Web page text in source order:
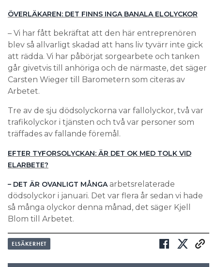
ÖVERLÄKAREN: DET FINNS INGA BANALA ELOLYCKOR
– Vi har fått bekräftat att den här entreprenören
blev så allvarligt skadad att hans liv tyvärr inte gick
att rädda. Vi har påbörjat sorgearbete och tanken
går givetvis till anhöriga och de närmaste, det säger
Carsten Wieger till Barometern som citeras av
Arbetet.
Tre av de sju dödsolyckorna var fallolyckor, två var
trafikolyckor i tjänsten och två var personer som
träffades av fallande föremål.
EFTER TYFORSOLYCKAN: ÄR DET OK MED TOLK VID
ELARBETE?
– DET ÄR OVANLIGT MÅNGAarbetsrelaterade
dödsolyckor i januari. Det var flera år sedan vi hade
så många olyckor denna månad, det säger Kjell
Blom till Arbetet.
ELSÄKERHET